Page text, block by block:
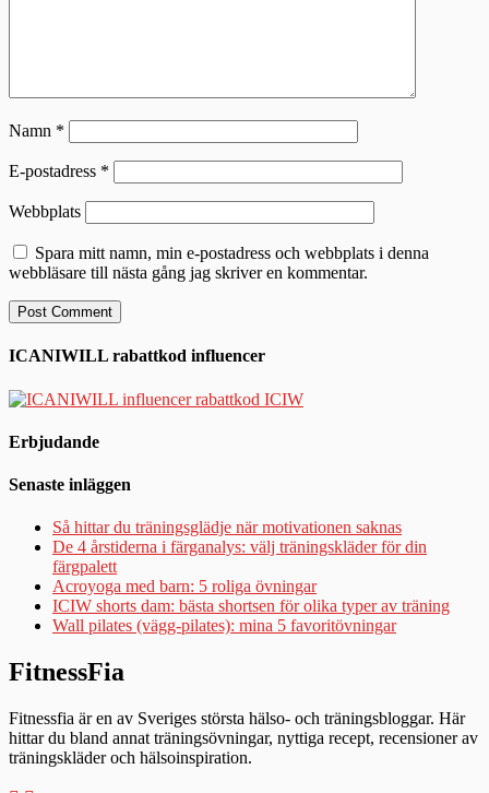
Namn *
E-postadress *
Webbplats
Spara mitt namn, min e-postadress och webbplats i denna
webbläsare till nästa gång jag skriver en kommentar.
ICANIWILL rabattkod influencer
Erbjudande
Senaste inläggen
Så hittar du träningsglädje när motivationen saknas
De 4 årstiderna i färganalys: välj träningskläder för din
färgpalett
Acroyoga med barn: 5 roliga övningar
ICIW shorts dam: bästa shortsen för olika typer av träning
Wall pilates (vägg-pilates): mina 5 favoritövningar
FitnessFia
Fitnessfia är en av Sveriges största hälso- och träningsbloggar. Här
hittar du bland annat träningsövningar, nyttiga recept, recensioner av
träningskläder och hälsoinspiration.